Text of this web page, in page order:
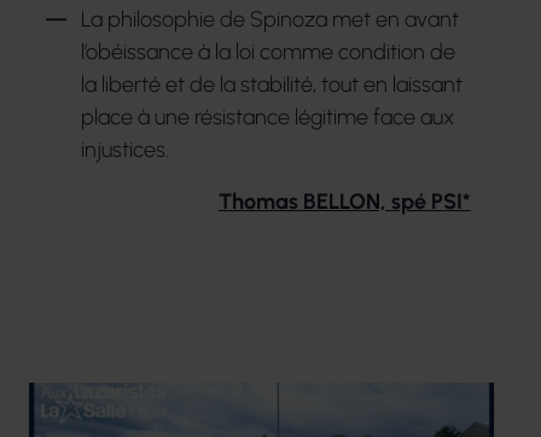
La philosophie de Spinoza met en avant
l’obéissance à la loi comme condition de
la liberté et de la stabilité, tout en laissant
place à une résistance légitime face aux
injustices.
Thomas BELLON, spé PSI*